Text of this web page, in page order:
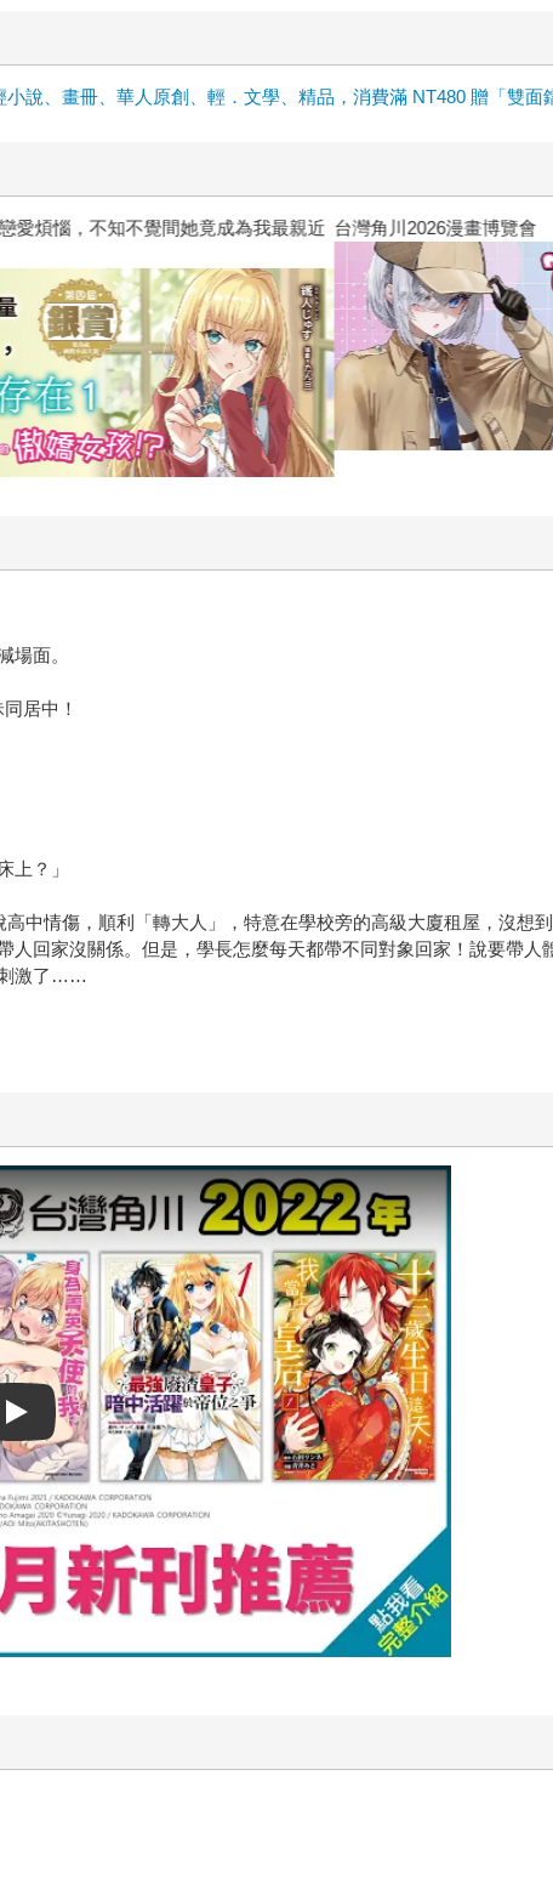
說、畫冊、華人原創、輕．文學、精品，消費滿 NT480 贈「雙面
不知不覺間她竟成為我最親近 台灣角川2026漫畫博覽會
場面。
居中！
？」
中情傷，順利「轉大人」，特意在學校旁的高級大廈租屋，沒想
人回家沒關係。但是，學長怎麼每天都帶不同對象回家！說要帶人
刺激了……
Play video